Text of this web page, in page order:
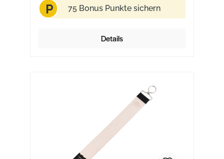
Technische Daten: Edelstahl (rostfrei)
Holzgriff Rindleder vegetabil gegerbt
P 75 Bonus Punkte sichern
Details